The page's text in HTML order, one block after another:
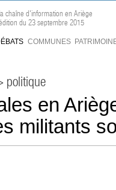
la chaîne d'information en Ariège
du 23 septembre 2015
COMMUNES
politique
en
militants